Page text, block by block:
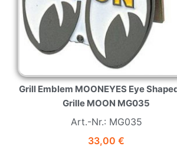
Grill Emblem MOONEYES Eye
Grille MOON MG035
Art.-Nr.: MG035
33,00 €